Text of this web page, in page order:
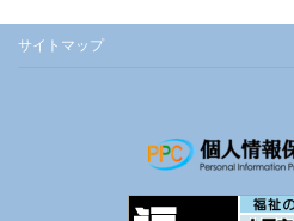
サイトマップ